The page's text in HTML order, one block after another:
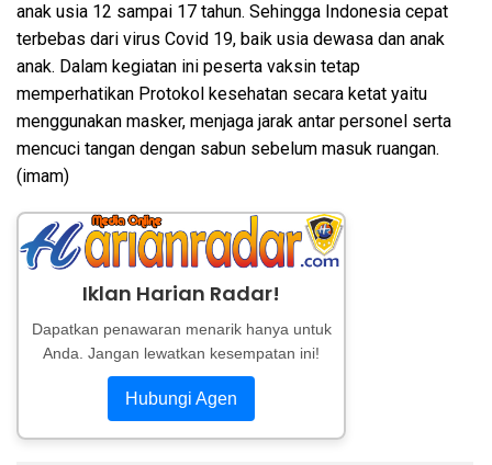
anak usia 12 sampai 17 tahun. Sehingga Indonesia cepat
terbebas dari virus Covid 19, baik usia dewasa dan anak
anak. Dalam kegiatan ini peserta vaksin tetap
memperhatikan Protokol kesehatan secara ketat yaitu
menggunakan masker, menjaga jarak antar personel serta
mencuci tangan dengan sabun sebelum masuk ruangan.
(imam)
Iklan Harian Radar!
Dapatkan penawaran menarik hanya untuk
Anda. Jangan lewatkan kesempatan ini!
Hubungi Agen